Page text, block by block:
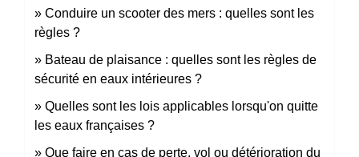
Conduire un scooter des mers : quelles sont les
règles ?
Bateau de plaisance : quelles sont les règles de
sécurité en eaux intérieures ?
Quelles sont les lois applicables lorsqu'on quitte
les eaux françaises ?
Que faire en cas de perte, vol ou détérioration du